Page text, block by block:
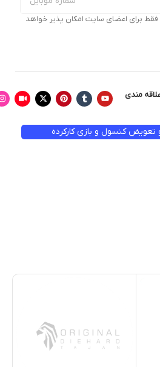
برای اعضای سایت امکان پذیر خواهد
مندی
کنسول و بازی کارکرده